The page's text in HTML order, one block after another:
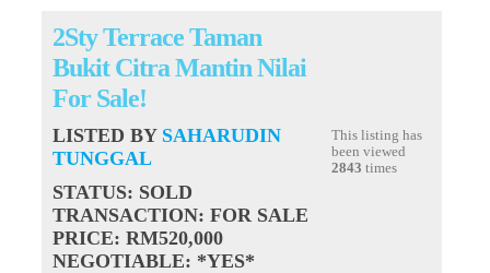
2Sty Terrace Taman
Bukit Citra Mantin Nilai
For Sale!
LISTED BY SAHARUDIN
TUNGGAL
STATUS: SOLD
TRANSACTION: FOR SALE
PRICE: RM520,000
NEGOTIABLE: *YES*
This listing has
been viewed
2843 times